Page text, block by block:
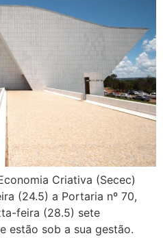
Criativa (Secec)
(24.5) a Portaria nº 70,
feira (28.5) sete
estão sob a sua gestão.